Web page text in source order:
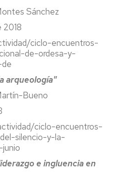
Sánchez
2018
ciclo-encuentros-
de-ordesa-y-
arqueología"
Bueno
ciclo-encuentros-
silencio-y-la-
e ingluencia en